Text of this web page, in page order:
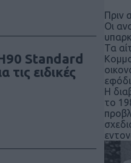
Standard
τις ειδικές
Πριν
Οι
Τα
Η
το